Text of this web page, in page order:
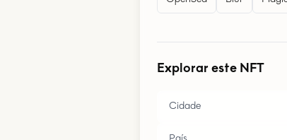
Explorar este NFT
Cidade